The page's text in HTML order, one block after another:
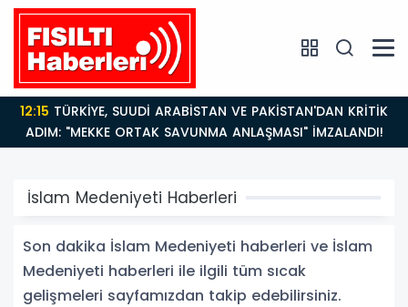
12:15
ADIM: "MEKKE ORTAK SAVUNMA ANLAŞMASI" İMZALANDI!
İslam Medeniyeti Haberleri
Son dakika İslam Medeniyeti haberleri ve İslam
Medeniyeti haberleri ile ilgili tüm sıcak
gelişmeleri sayfamızdan takip edebilirsiniz.